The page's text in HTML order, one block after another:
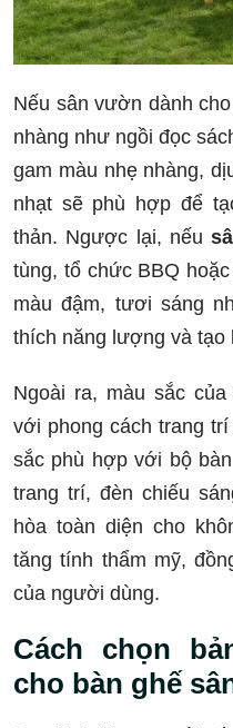
Nếu sân vườn dành
nhàng như ngồi đọc
gam màu nhẹ nhàng,
nhạt sẽ phù hợp để
thản. Ngược lại, nếu
tùng, tổ chức BBQ
màu đậm, tươi sáng
thích năng lượng và tạo
Ngoài ra, màu sắc
với phong cách trang
sắc phù hợp với bộ
trang trí, đèn chiếu
hòa toàn diện cho
tăng tính thẩm mỹ,
của người dùng.
Cách chọn
cho bàn ghế